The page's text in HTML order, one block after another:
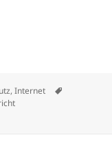
Hause
,Internet